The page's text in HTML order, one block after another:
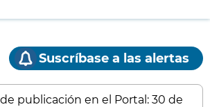
Suscríbase a las alertas
publicación en el Portal: 30 de